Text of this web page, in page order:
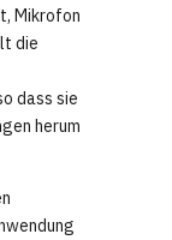
Mikrofon
die
dass sie
herum